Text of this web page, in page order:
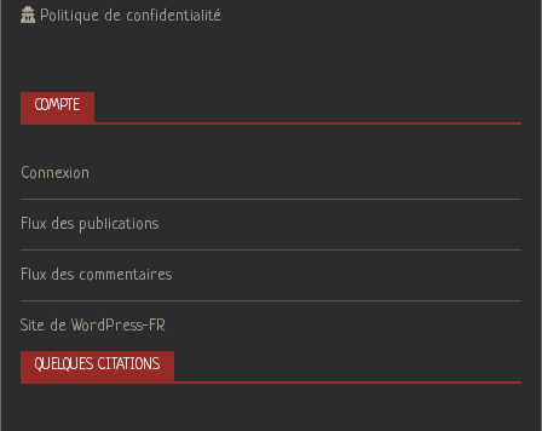
Politique de confidentialité
COMPTE
Connexion
Flux des publications
Flux des commentaires
Site de WordPress-FR
QUELQUES CITATIONS